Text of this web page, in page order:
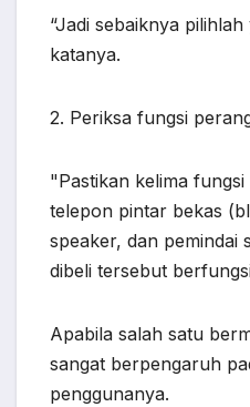
“Jadi sebaiknya
katanya.
2. Periksa fungsi
"Pastikan kelima
telepon pintar bekas
speaker, dan pemindai
dibeli tersebut
Apabila salah satu
sangat berpengaruh
penggunanya.